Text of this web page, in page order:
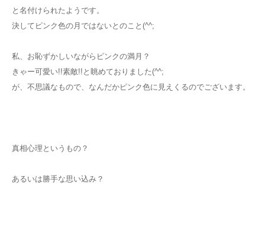
と名付けられたようです。
決してピンク色の月ではないとのこと(^^;
私、お恥ずかしいながらピンクの満月？
きゃー可愛い!!素敵!!と眺めておりました(^^;
が、不思議なもので、なんだかピンク色に見えくるのでございます。
真相心理というもの？
あるいは勝手な思い込み？